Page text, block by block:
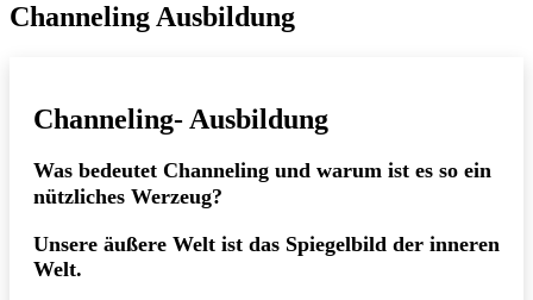
Channeling Ausbildung
Channeling- Ausbildung
Was bedeutet Channeling und warum ist es so ein
nützliches Werzeug?
Unsere äußere Welt ist das Spiegelbild der inneren
Welt.